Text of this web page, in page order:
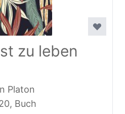
zu leben
Platon
Buch